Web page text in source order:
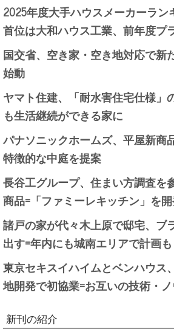
2025年度大手ハウスメーカーラン
首位は大和ハウス工業、前年度プ
国交省、空き家・空き地対応で新
始動
ヤマト住建、「耐水害住宅仕様」
も生活継続ができる家に
パナソニックホームズ、平屋新商
特徴的な中庭を提案
長谷工グループ、住まい方調査を
商品=「ファミーレキッチン」を
諸戸の家が代々木上原で邸宅、ブ
出す=年内にも城南エリアで計画も
東京セキスイハイムとベンハウス
地開発で初協業=お互いの技術・
新刊の紹介